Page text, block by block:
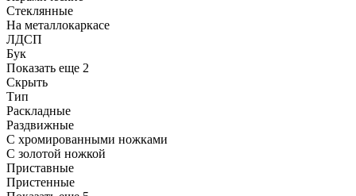
Стеклянные
На металлокаркасе
ЛДСП
Бук
Показать еще 2
Скрыть
Тип
Раскладные
Раздвижные
С хромированными ножками
С золотой ножкой
Приставные
Пристенные